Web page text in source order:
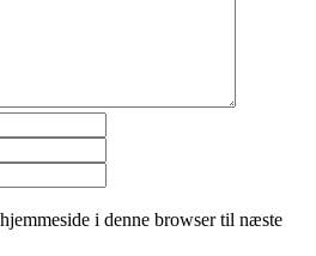
i denne browser til næste